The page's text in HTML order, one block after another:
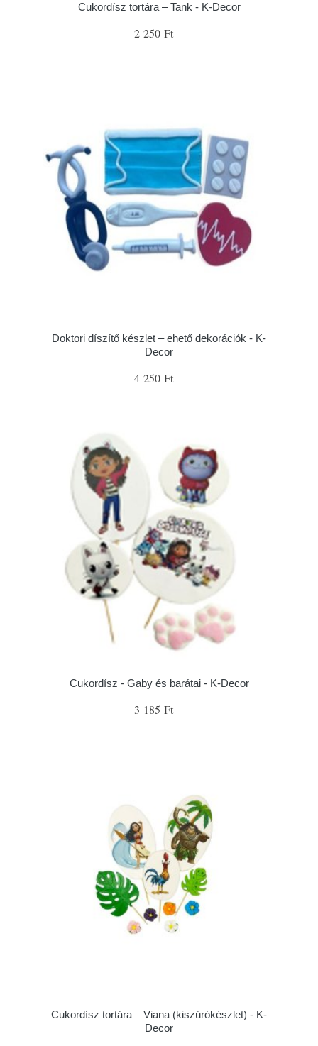
Cukordísz tortára – Tank - K-Decor
2 250 Ft
Doktori díszítő készlet – ehető dekorációk - K-
Decor
4 250 Ft
Cukordísz - Gaby és barátai - K-Decor
3 185 Ft
Cukordísz tortára – Viana (kiszúrókészlet) - K-
Decor